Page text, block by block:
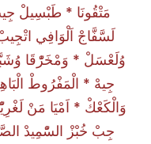
مَتْقُونَا * طَبْسِيلْ
لَسَّفَّاجْ اَلْوَافِي
وُلَعْسَلْ * وَمْخَرّْقَا
جِيهْ * الْمَفْرُوطْ
وَالْكَعْكْ * اَمْيَا مَنْ
جِبْ خُبْزْ السّْمِيدْ